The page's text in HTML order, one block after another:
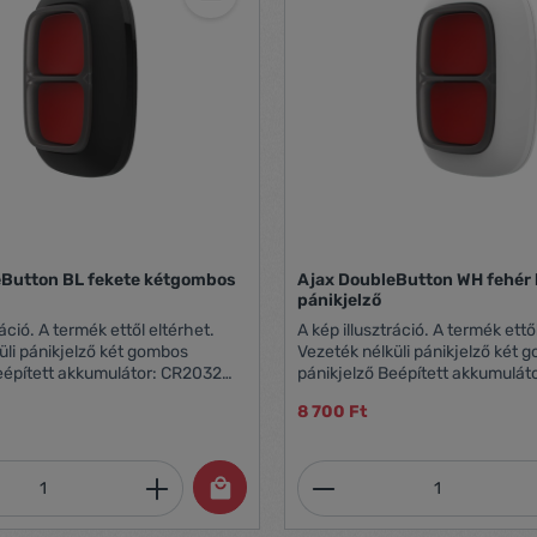
BL fekete kétgombos
A termék ettől eltérhet.
két gombos
Adja meg a kívánt
Ajax DoubleButton WH fehér
pánikjelző
A kép illusztráció. A termék
Vezeték nélküli pánikjelző két gombos
pánikjelző Beépített akkumulátor: CR2032
szín IP55 Az Ajax HUB-ra csatlakozva
8 700 Ft